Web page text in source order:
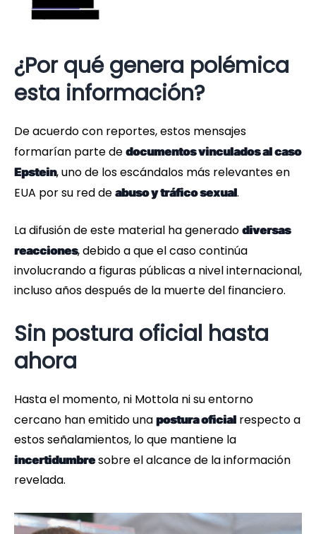
¿Por qué genera polémica
esta información?
De acuerdo con reportes, estos mensajes
formarían parte de documentos vinculados al caso
Epstein, uno de los escándalos más relevantes en
EUA por su red de abuso y tráfico sexual.
La difusión de este material ha generado diversas
reacciones, debido a que el caso continúa
involucrando a figuras públicas a nivel internacional,
incluso años después de la muerte del financiero.
Sin postura oficial hasta
ahora
Hasta el momento, ni Mottola ni su entorno
cercano han emitido una postura oficial respecto a
estos señalamientos, lo que mantiene la
incertidumbresobre el alcance de la información
revelada.